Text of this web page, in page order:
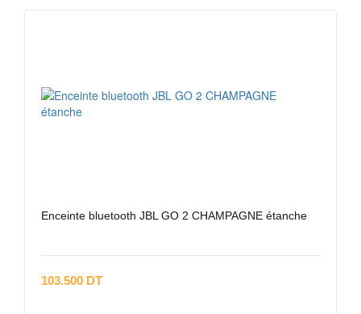
Enceinte bluetooth JBL GO 2 CHAMPAGNE étanche
103.500 DT